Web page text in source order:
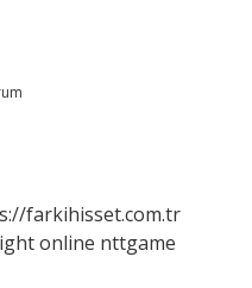
farkihisset.com.tr
online nttgame